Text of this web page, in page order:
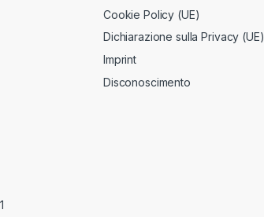
Cookie Policy (UE)
Dichiarazione sulla Privacy (UE)
Imprint
Disconoscimento